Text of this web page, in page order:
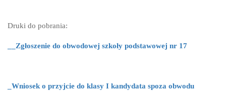
Druki do pobrania:
__Zgłoszenie do obwodowej szkoły podstawowej nr 17
_Wniosek o przyjcie do klasy I kandydata spoza obwodu